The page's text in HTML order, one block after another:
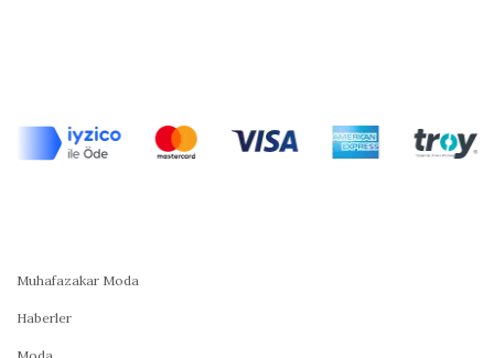
Muhafazakar Moda
Haberler